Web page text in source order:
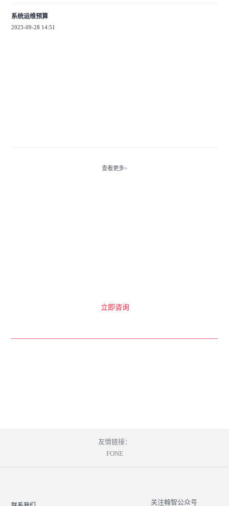
系统运维预算
2023-09-28 14:51
查看更多>
立即咨询
友情链接：
FONE
关注翰智公众号